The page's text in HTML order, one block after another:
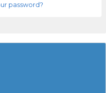
password?